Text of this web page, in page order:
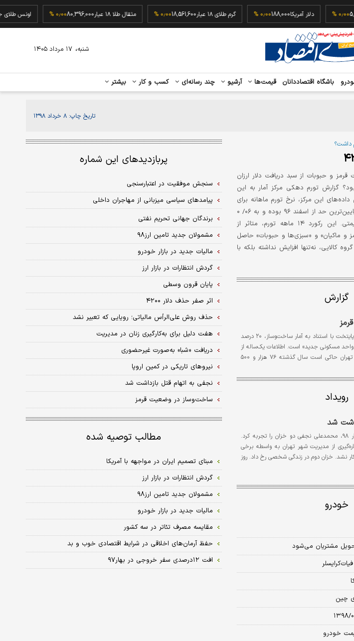
۰٫۰۰ % دلار آمریکا188,000۰٫۰۰ % گرم طلای ۱۸ عیار 18,561,600۰٫۰۰ % مثقال طلا ۱۸ عیار 80,396,000۰٫۰۰ % اونس
باشگاه اقتصاددانان قیمت‌ها آرشیو چند رسانه‌ای کسب و کار بیشتر
شنبه، ۱۷ مرداد ۱۴۰۵
تاریخ چاپ: ۸ خرداد ۱۳۹۸
داشت؟
و حبوبات از سبد دریافت دلار ارزان
گزارش تورم دهکی مرکز آمار به این
این مرکز، نرخ تورم ماهانه برای
گروه‌های کم‌درآمد در ماه گذشته، پایین‌ترین حد از اسفند ۹۶ بوده و به ۰۶/ ۰
درصد رسیده است؛ یعنی ثبات قیمتی. این رکورد ۱۴ ماهه تورم، متاثر از
و ماکیان» و «سبزی‌ها و حبوبات» حاصل
نه‌تنها افزایش نداشته بلکه با
گزارش
عرضه مسکن در پایتخت با استناد به آمار ساخت‌وساز، ۲۰ درصد
واحد مسکونی جدید» است. اطلاعات یک‌ساله از
تیراژ صدور پروانه ساختمانی در تهران حاکی است سال گذشته ۷۶ هزار و ۵۰۰
رویداد
شد
از بهار ۹۷ تا بهار ۹۸، محمدعلی نجفی دو خزان را تجربه کرد.
از مدیریت شهر تهران به واسطه برخی
نشد. خزان دوم در زندگی شخصی رخ داد. روز
خودرو
مشتریان می‌شود
چین
خودرو
پربازدیدهای این شماره
سنجش موفقیت در اعتبارسنجی
پیامدهای سیاسی میزبانی از مهاجران داخلی
برندگان جهانی تحریم نفتی
مشمولان جدید تامین ارز۹۸
مالیات جدید در بازار خودرو
گردش انتظارات در بازار ارز
پایان قرون وسطی
اثر صفر حذف دلار ۴۲۰۰
حذف روش علی‌الرأس مالیاتی؛ رویایی که تعبیر نشد
هفت دلیل برای به‌کارگیری زنان در مدیریت
دریافت «شبا» به‌صورت غیرحضوری
نیروهای تاریکی در کمین اروپا
نجفی به اتهام قتل بازداشت شد
ساخت‌وساز در وضعیت قرمز
مطالب توصیه شده
مبنای تصمیم ایران در مواجهه با آمریکا
گردش انتظارات در بازار ارز
مشمولان جدید تامین ارز۹۸
مالیات جدید در بازار خودرو
مقایسه مصرف تئاتر در سه کشور
حفظ آرمان‌های اخلاقی در شرایط اقتصادی خوب و بد
افت ۱۲درصدی سفر خروجی در بهار۹۷